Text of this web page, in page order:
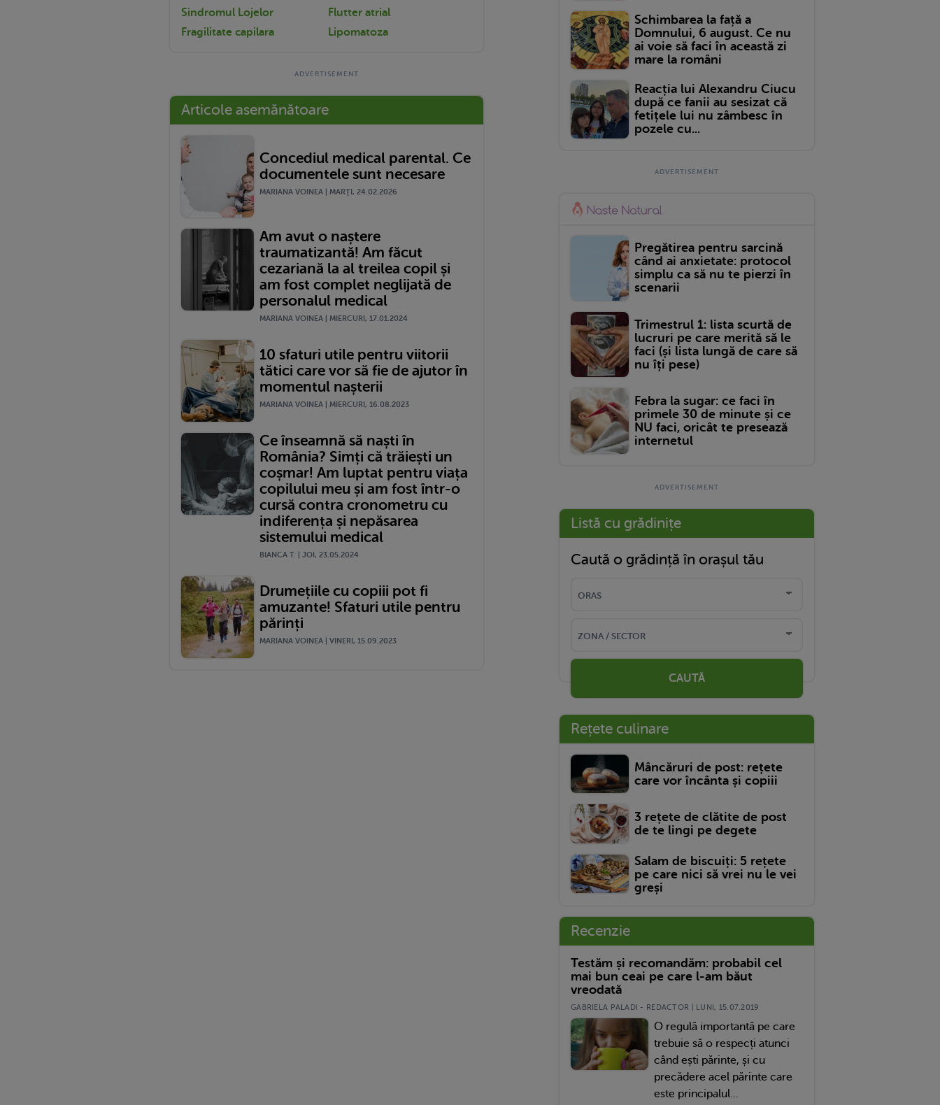
Sindromul Lojelor
Flutter atrial
Fragilitate capilara
Lipomatoza
Articole asemănătoare
Concediul medical parental. Ce
documentele sunt necesare
MARIANA VOINEA | MARŢI, 24.02.2026
Am avut o naștere
traumatizantă! Am făcut
cezariană la al treilea copil și
am fost complet neglijată de
personalul medical
MARIANA VOINEA | MIERCURI, 17.01.2024
10 sfaturi utile pentru viitorii
tătici care vor să fie de ajutor în
momentul nașterii
MARIANA VOINEA | MIERCURI, 16.08.2023
Ce înseamnă să naști în
România? Simți că trăiești un
coșmar! Am luptat pentru viața
copilului meu și am fost într-o
cursă contra cronometru cu
indiferența și nepăsarea
sistemului medical
BIANCA T. | JOI, 23.05.2024
Drumețiile cu copiii pot fi
amuzante! Sfaturi utile pentru
părinți
MARIANA VOINEA | VINERI, 15.09.2023
Schimbarea la față a
Domnului, 6 august. Ce nu
ai voie să faci în această zi
mare la români
Reacția lui Alexandru Ciucu
după ce fanii au sesizat că
fetițele lui nu zâmbesc în
pozele cu...
Pregătirea pentru sarcină
când ai anxietate: protocol
simplu ca să nu te pierzi în
scenarii
Trimestrul 1: lista scurtă de
lucruri pe care merită să le
faci (și lista lungă de care să
nu îți pese)
Febra la sugar: ce faci în
primele 30 de minute și ce
NU faci, oricât te presează
internetul
Listă cu grădinițe
Caută o grădință în orașul tău
CAUTĂ
Rețete culinare
Mâncăruri de post: rețete
care vor încânta și copiii
3 rețete de clătite de post
de te lingi pe degete
Salam de biscuiți: 5 rețete
pe care nici să vrei nu le vei
greși
Recenzie
Testăm și recomandăm: probabil cel
mai bun ceai pe care l-am băut
vreodată
GABRIELA PALADI - REDACTOR | LUNI, 15.07.2019
O regulă importantă pe care
trebuie să o respecți atunci
când ești părinte, și cu
precădere acel părinte care
este principalul...